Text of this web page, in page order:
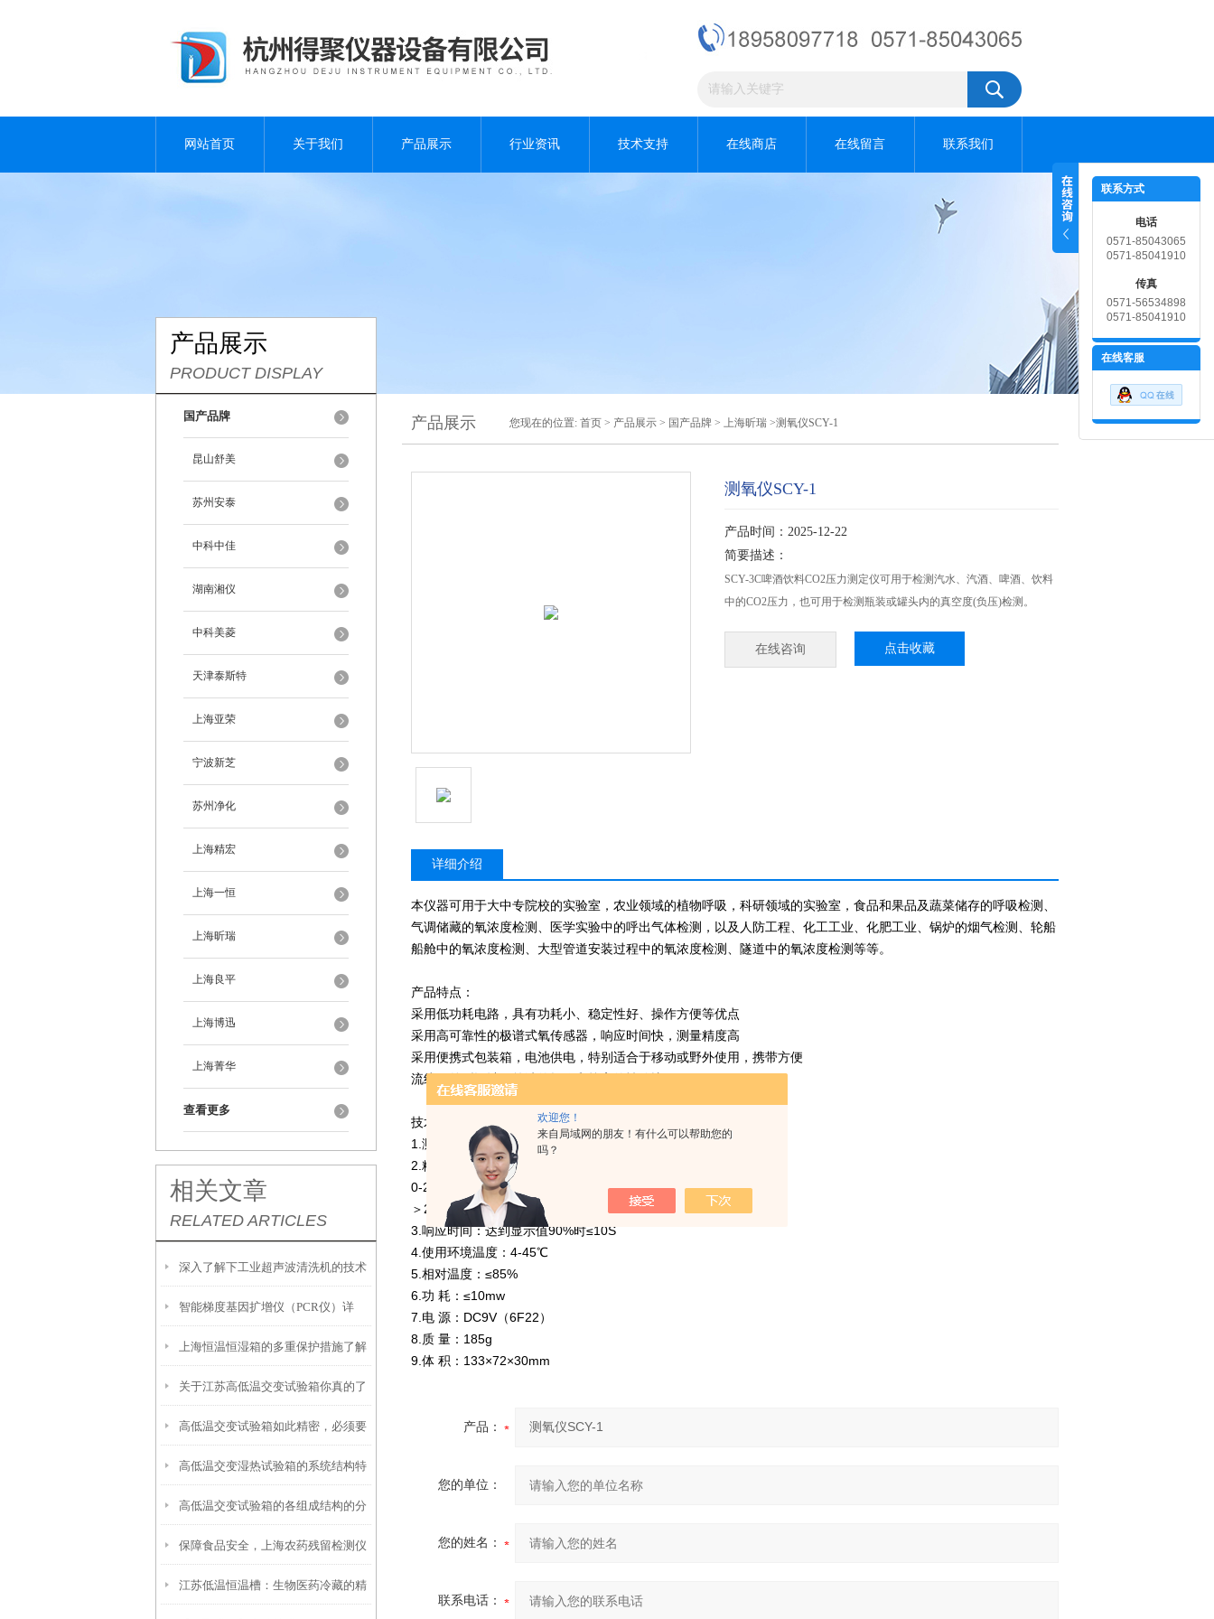
欢迎您！
来自局域网的朋友！有什么可以帮助您的
吗？
网站首页 关于我们 产品展示 行业资讯 技术支持 在线商店 在线留言 联系我们
产品展示
PRODUCT DISPLAY
国产品牌
昆山舒美
苏州安泰
中科中佳
湖南湘仪
中科美菱
天津泰斯特
上海亚荣
宁波新芝
苏州净化
上海精宏
上海一恒
上海昕瑞
上海良平
上海博迅
上海菁华
查看更多
相关文章
RELATED ARTICLES
深入了解下工业超声波清洗机的技术
原理
智能梯度基因扩增仪（PCR仪）详
解：核心优势、应用场景及科学选购
指南
上海恒温恒湿箱的多重保护措施了解
关于江苏高低温交变试验箱你真的了
解吗？
高低温交变试验箱如此精密，必须要
小心呵护
高低温交变湿热试验箱的系统结构特
点介绍
高低温交变试验箱的各组成结构的分
工
保障食品安全，上海农药残留检测仪
助力农产品监管
江苏低温恒温槽：生物医药冷藏的精
产品展示 您现在的位置: 首页 > 产品展示 > 国产品牌 > 上海昕瑞 >测氧仪SCY-1
测氧仪SCY-1
产品时间：2025-12-22
简要描述：
SCY-3C啤酒饮料CO2压力测定仪可用于检测汽水、汽酒、啤酒、饮料
中的CO2压力，也可用于检测瓶装或罐头内的真空度(负压)检测。
在线咨询 点击收藏
详细介绍
本仪器可用于大中专院校的实验室，农业领域的植物呼吸，科研领域的实验室，食品和果品及蔬菜储存的呼吸检测、
气调储藏的氧浓度检测、医学实验中的呼出气体检测，以及人防工程、化工工业、化肥工业、锅炉的烟气检测、轮船
船舱中的氧浓度检测、大型管道安装过程中的氧浓度检测、隧道中的氧浓度检测等等。
产品特点：
采用低功耗电路，具有功耗小、稳定性好、操作方便等优点
采用高可靠性的极谱式氧传感器，响应时间快，测量精度高
采用便携式包装箱，电池供电，特别适合于移动或野外使用，携带方便
流线形外型设计，简洁的操作和较高的性价比
技术指标
1.测量范围：0-100%
2.精 度：
0-25% △χ≤±0.7±1个字
＞25% △χ≤±2.5±1个字
3.响应时间：达到显示值90%时≤10S
4.使用环境温度：4-45℃
5.相对温度：≤85%
6.功 耗：≤10mw
7.电 源：DC9V（6F22）
8.质 量：185g
9.体 积：133×72×30mm
产品：
您的单位：
您的姓名：
联系电话：
联系方式
电话
0571-85043065
0571-85041910
传真
0571-56534898
0571-85041910
在线客服